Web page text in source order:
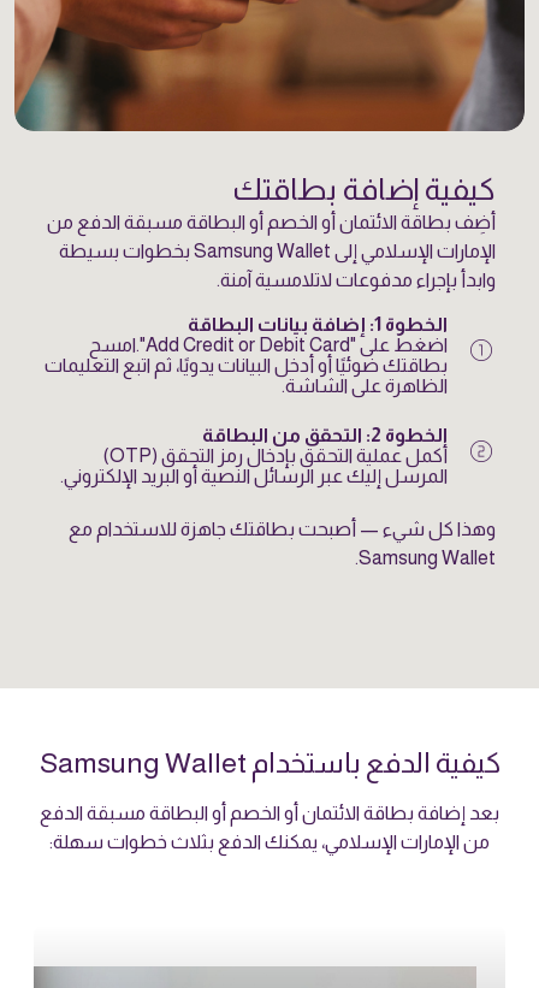
كيفية إضافة بطاقتك
أضِف بطاقة الائتمان أو الخصم أو البطاقة مسبقة الدفع من
الإمارات الإسلامي إلى Samsung Wallet بخطوات بسيطة
وابدأ بإجراء مدفوعات لاتلامسية آمنة.
counter_1
الخطوة 1: إضافة بيانات البطاقة
اضغط على "Add Credit or Debit Card".امسح
بطاقتك ضوئيًا أو أدخل البيانات يدويًا، ثم اتبع التعليمات
الظاهرة على الشاشة.
counter_2
الخطوة 2: التحقق من البطاقة
أكمل عملية التحقق بإدخال رمز التحقق (OTP)
المرسل إليك عبر الرسائل النصية أو البريد الإلكتروني.
وهذا كل شيء — أصبحت بطاقتك جاهزة للاستخدام مع
Samsung Wallet.
كيفية الدفع باستخدام Samsung Wallet
بعد إضافة بطاقة الائتمان أو الخصم أو البطاقة مسبقة الدفع
من الإمارات الإسلامي، يمكنك الدفع بثلاث خطوات سهلة: